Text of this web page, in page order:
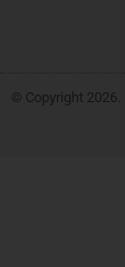
© Copyright 2026.